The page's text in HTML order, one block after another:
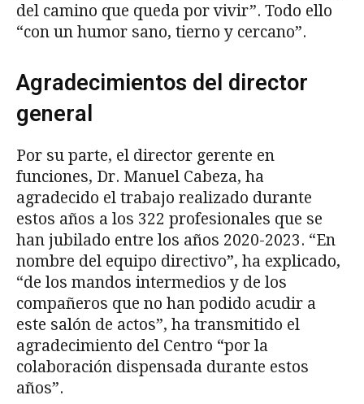
del camino que queda por vivir”. Todo ello
“con un humor sano, tierno y cercano”.
Agradecimientos del director
general
Por su parte, el director gerente en
funciones, Dr. Manuel Cabeza, ha
agradecido el trabajo realizado durante
estos años a los 322 profesionales que se
han jubilado entre los años 2020-2023. “En
nombre del equipo directivo”, ha explicado,
“de los mandos intermedios y de los
compañeros que no han podido acudir a
este salón de actos”, ha transmitido el
agradecimiento del Centro “por la
colaboración dispensada durante estos
años”.